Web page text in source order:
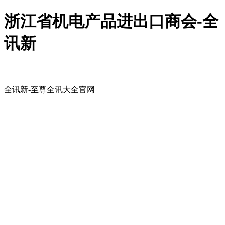
浙江省机电产品进出口商会-全
讯新
全讯新-至尊全讯大全官网
|
|
|
|
|
|